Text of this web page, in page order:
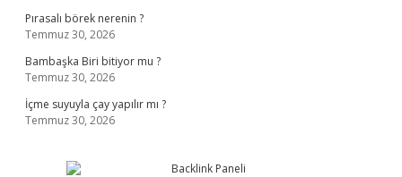
Pırasalı börek nerenin ?
Temmuz 30, 2026
Bambaşka Biri bitiyor mu ?
Temmuz 30, 2026
İçme suyuyla çay yapılır mı ?
Temmuz 30, 2026